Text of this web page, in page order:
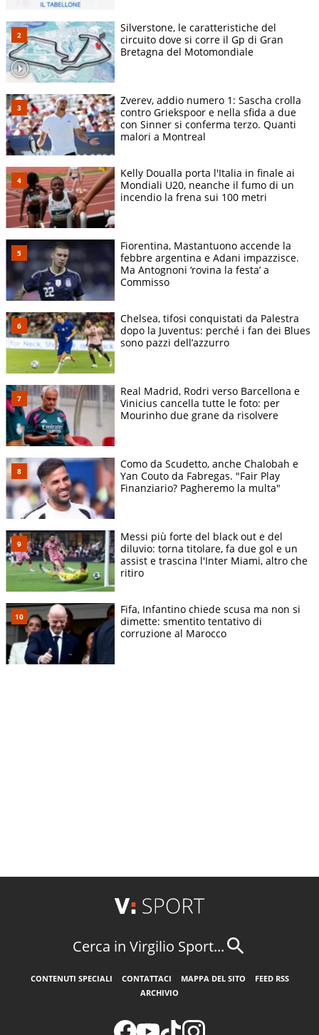
Silverstone, le caratteristiche del
circuito dove si corre il Gp di Gran
Bretagna del Motomondiale
Zverev, addio numero 1: Sascha crolla
contro Griekspoor e nella sfida a due
con Sinner si conferma terzo. Quanti
malori a Montreal
Kelly Doualla porta l'Italia in finale ai
Mondiali U20, neanche il fumo di un
incendio la frena sui 100 metri
Fiorentina, Mastantuono accende la
febbre argentina e Adani impazzisce.
Ma Antognoni ‘rovina la festa’ a
Commisso
Chelsea, tifosi conquistati da Palestra
dopo la Juventus: perché i fan dei Blues
sono pazzi dell’azzurro
Real Madrid, Rodri verso Barcellona e
Vinicius cancella tutte le foto: per
Mourinho due grane da risolvere
Como da Scudetto, anche Chalobah e
Yan Couto da Fabregas. "Fair Play
Finanziario? Pagheremo la multa"
Messi più forte del black out e del
diluvio: torna titolare, fa due gol e un
assist e trascina l'Inter Miami, altro che
ritiro
Fifa, Infantino chiede scusa ma non si
dimette: smentito tentativo di
corruzione al Marocco
Cerca in Virgilio Sport...
CONTENUTI SPECIALI CONTATTACI MAPPA DEL SITO
FEED RSS
ARCHIVIO